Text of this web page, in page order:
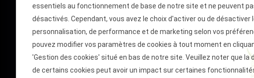
TÉLÉPHONEZ AU
01 88 24 23 12
Votre devis en quelques clics
essentiels au fonctionnement de base de notre site et ne peuvent
désactivés. Cependant, vous avez le choix d'activer ou de désactiver
personnalisation, de performance et de marketing selon vos
pouvez modifier vos paramètres de cookies à tout moment en
'Gestion des cookies' situé en bas de notre site. Veuillez noter que la
de certains cookies peut avoir un impact sur certaines